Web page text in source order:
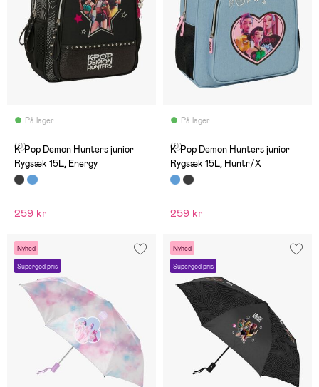
På lager
(0)
K-Pop Demon Hunters junior
Rygsæk 15L, Energy
259 kr
På lager
(0)
K-Pop Demon Hunters junior
Rygsæk 15L, Huntr/X
259 kr
Nyhed
Supergod pris
Nyhed
Supergod pris